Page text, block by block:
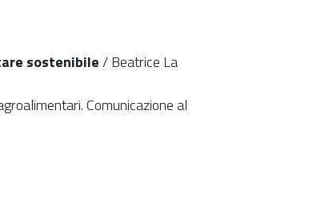
sostenibile/ Beatrice La
Comunicazione al